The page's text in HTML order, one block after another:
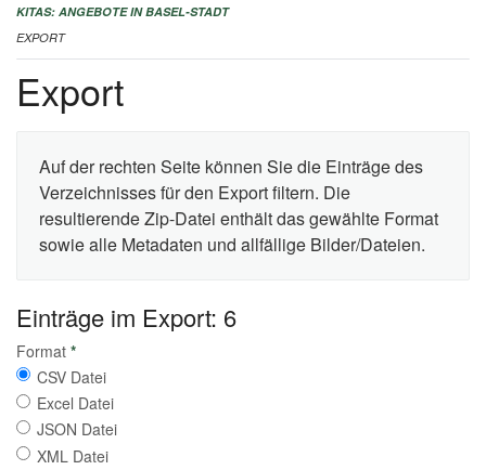
IMPRESSUM
KITAS: ANGEBOTE IN BASEL-STADT
EXPORT
Export
Auf der rechten Seite können Sie die Einträge des
Verzeichnisses für den Export filtern. Die
resultierende Zip-Datei enthält das gewählte Format
sowie alle Metadaten und allfällige Bilder/Dateien.
Einträge im Export: 6
Format *
CSV Datei
Excel Datei
JSON Datei
XML Datei